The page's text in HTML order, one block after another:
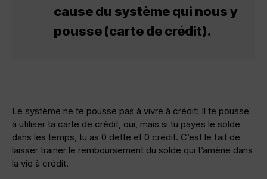
cause du système qui nous y
pousse (carte de crédit).
Le système ne te pousse pas à vivre à crédit! Il te pousse
à utiliser ta carte de crédit, oui, mais si tu payes le solde
dans les temps, tu as 0 dette et 0 crédit. C’est le fait de
laisser trainer le remboursement du solde qui t’amène dans
la vie à crédit.